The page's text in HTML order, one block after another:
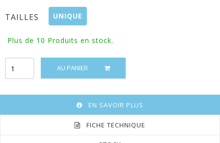
TAILLES UNIQUE
Plus de 10 Produits en stock.
AU PANIER
EN SAVOIR PLUS
FICHE TECHNIQUE